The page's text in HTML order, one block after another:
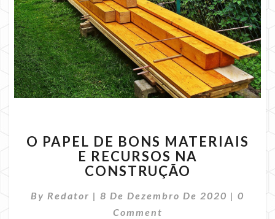
PAPEL
DE
BONS
MATERIAIS
E
RECURSOS
O PAPEL DE BONS MATERIAIS
E RECURSOS NA
CONSTRUÇÃO
By Redator | 8 De Dezembro De 2020 | 0
Comment